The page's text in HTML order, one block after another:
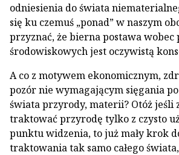
odniesienia do świata
się ku czemuś „ponad” w naszym
przyznać, że bierna postawa
środowiskowych jest oczywistą
A co z motywem ekonomicznym,
pozór nie wymagającym sięgania
świata przyrody, materii? Otóż jeśli
traktować przyrodę tylko z czysto
punktu widzenia, to już mały krok
traktowania tak samo całego